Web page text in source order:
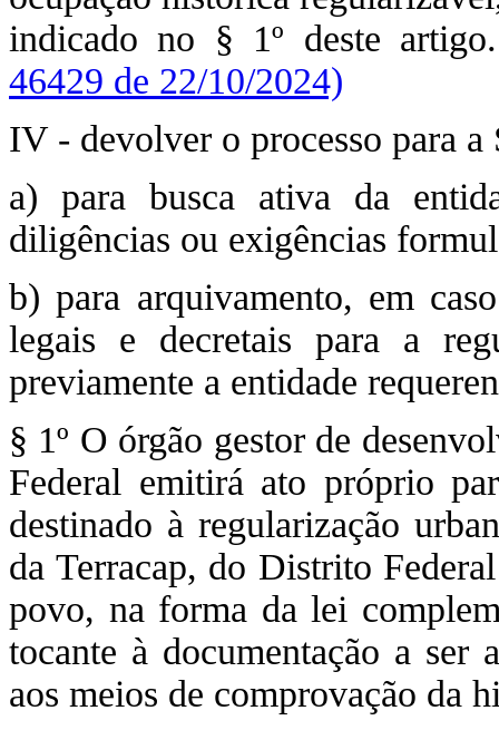
indicado no § 1º deste
46429 de 22/10/2024)
IV - devolver o processo para a
a) para busca ativa da
diligências ou exigências
b) para arquivamento, em
legais e decretais para a
previamente a entidade
§ 1º O órgão gestor de
Federal emitirá ato próprio
destinado à regularização
da Terracap, do Distrito
povo, na forma da lei
tocante à documentação a ser
aos meios de comprovação da